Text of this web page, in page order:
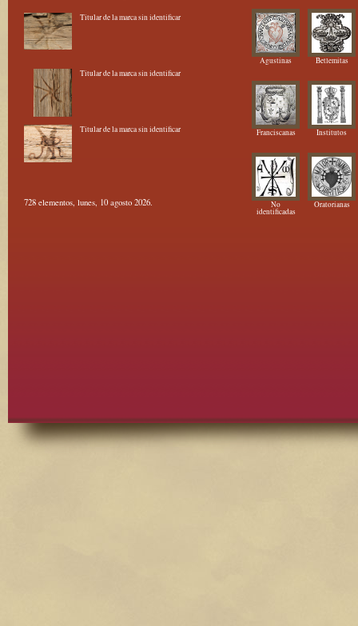
Titular de la marca sin identificar
Titular de la marca sin identificar
Titular de la marca sin identificar
728 elementos, lunes, 10 agosto 2026.
Agustinas Betlemitas
Franciscanas Institutos
No
identificadas
Oratorianas